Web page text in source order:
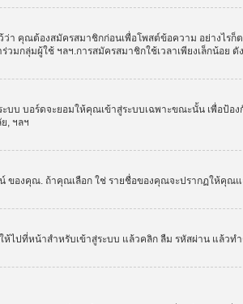
า คุณต้องสมัครสมาชิกก่อนเพื่อโพสต์ข้อความ อย่างไร
วมกลุ่มผู้ใช้ ฯลฯ.การสมัครสมาชิกใช้เวลาเพียงเล็กน้อ
บ บอร์ดจะยอมให้คุณเข้าสู่ระบบเฉพาะขณะนั้น เพื่อป้
, ฯลฯ
งคุณ. ถ้าคุณเลือก ใช่ รายชื่อของคุณจะปรากฏให้คุณแ
ปที่หน้าสำหรับเข้าสู่ระบบ แล้วคลิก ลืม รหัสผ่าน แล้วท